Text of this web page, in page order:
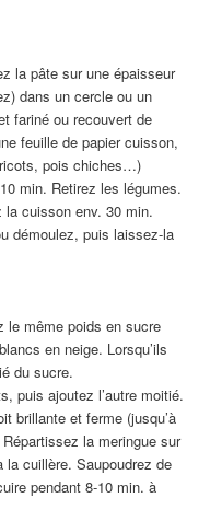
la pâte sur une épaisseur
dans un cercle ou un
fariné ou recouvert de
feuille de papier cuisson,
pois chiches…)
min. Retirez les légumes.
la cuisson env. 30 min.
démoulez, puis laissez-la
le même poids en sucre
en neige. Lorsqu’ils
du sucre.
puis ajoutez l’autre moitié.
brillante et ferme (jusqu’à
la meringue sur
cuillère. Saupoudrez de
pendant 8-10 min. à